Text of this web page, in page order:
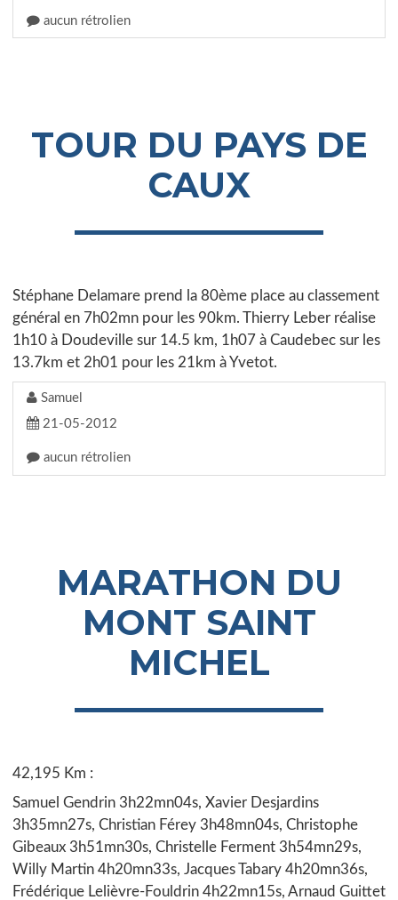
aucun rétrolien
TOUR DU PAYS DE
CAUX
Stéphane Delamare prend la 80ème place au classement
général en 7h02mn pour les 90km. Thierry Leber réalise
1h10 à Doudeville sur 14.5 km, 1h07 à Caudebec sur les
13.7km et 2h01 pour les 21km à Yvetot.
Samuel
21-05-2012
aucun rétrolien
MARATHON DU
MONT SAINT
MICHEL
42,195 Km :
Samuel Gendrin 3h22mn04s, Xavier Desjardins
3h35mn27s, Christian Férey 3h48mn04s, Christophe
Gibeaux 3h51mn30s, Christelle Ferment 3h54mn29s,
Willy Martin 4h20mn33s, Jacques Tabary 4h20mn36s,
Frédérique Lelièvre-Fouldrin 4h22mn15s, Arnaud Guittet